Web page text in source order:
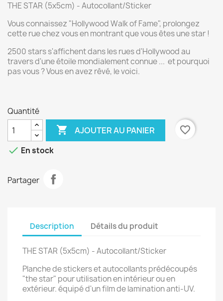
THE STAR (5x5cm) - Autocollant/Sticker
Vous connaissez "Hollywood Walk of Fame", prolongez
cette rue chez vous en montrant que vous êtes une star !
2500 stars s'affichent dans les rues d'Hollywood au
travers d'une étoile mondialement connue ... et pourquoi
pas vous ? Vous en avez rêvé, le voici.
Quantité
 AJOUTER AU PANIER
favorite_border
 En stock
Partager
Description Détails du produit
THE STAR (5x5cm) - Autocollant/Sticker
Planche de stickers et autocollants prédécoupés
"the star" pour utilisation en intérieur ou en
extérieur. équipé d'un film de lamination anti-UV.